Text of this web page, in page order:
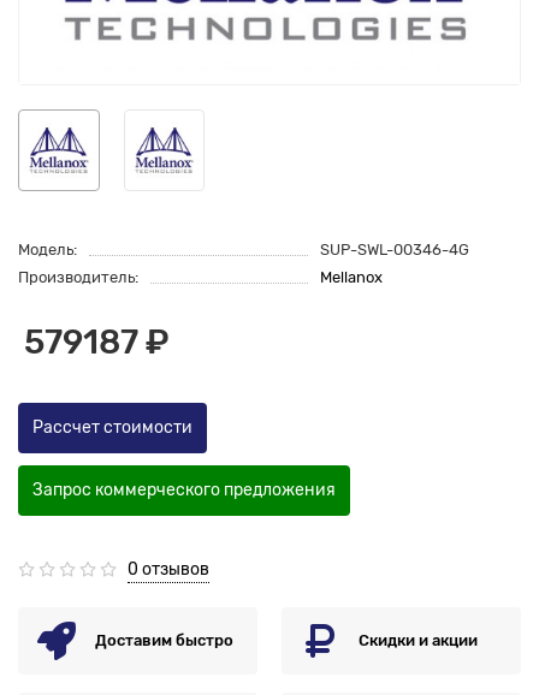
Модель:
SUP-SWL-00346-4G
Производитель:
Mellanox
579187 ₽
Рассчет стоимости
Запрос коммерческого предложения
0 отзывов
Доставим быстро Скидки и акции